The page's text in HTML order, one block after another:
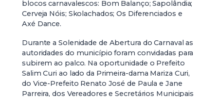
blocos carnavalescos: Bom Balanço; Sapolândia;
Cerveja Nóis; Skolachados; Os Diferenciados e
Axé Dance.
Durante a Solenidade de Abertura do Carnaval as
autoridades do município foram convidadas para
subirem ao palco. Na oportunidade o Prefeito
Salim Curi ao lado da Primeira-dama Mariza Curi,
do Vice-Prefeito Renato José de Paula e Jane
Parreira, dos Vereadores e Secretários Municipais